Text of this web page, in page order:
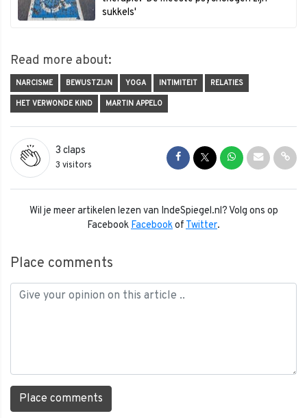
sukkels'
Read more about:
NARCISME BEWUSTZIJN YOGA INTIMITEIT RELATIES
HET VERWONDE KIND MARTIN APPELO
3 claps
3 visitors
Share on Facebook
Share on Twitter
Share onShare via
Wil je meer artikelen lezen van IndeSpiegel.nl? Volg ons op
FacebookFacebookofTwitter.
Place comments
Place comments